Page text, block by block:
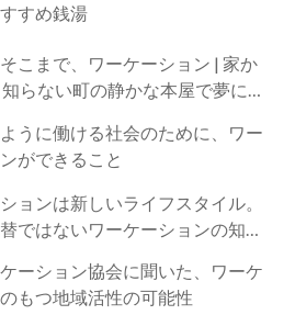
すめ銭湯
こまで、ワーケーション | 家か
らない町の静かな本屋で夢に近
うに働ける社会のために、ワー
ができること
ョンは新しいライフスタイル。
ではないワーケーションの知ら
ーション協会に聞いた、ワーケ
もつ地域活性の可能性